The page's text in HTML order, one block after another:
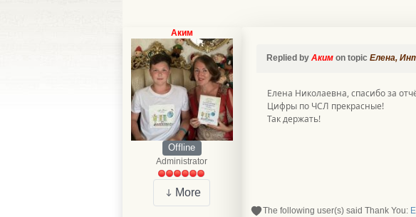
Аким
Offline
Administrator
More
Replied by Акимon topic Елена,
Елена Николаевна, спасибо за
Цифры по ЧСЛ прекрасные!
Так держать!
The following user(s) said Thank You: